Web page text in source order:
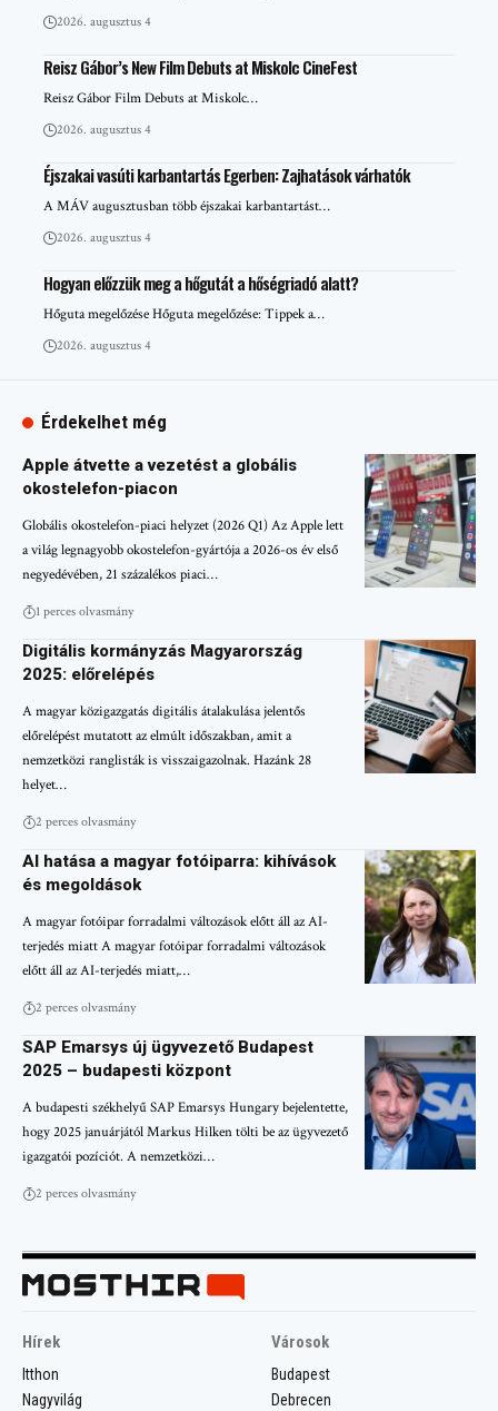
2026. augusztus 4
Reisz Gábor’s New Film Debuts at Miskolc CineFest
Reisz Gábor Film Debuts at Miskolc…
2026. augusztus 4
Éjszakai vasúti karbantartás Egerben: Zajhatások várhatók
A MÁV augusztusban több éjszakai karbantartást…
2026. augusztus 4
Hogyan előzzük meg a hőgutát a hőségriadó alatt?
Hőguta megelőzése Hőguta megelőzése: Tippek a…
2026. augusztus 4
Érdekelhet még
Apple átvette a vezetést a globális
okostelefon-piacon
Globális okostelefon-piaci helyzet (2026 Q1) Az Apple lett
a világ legnagyobb okostelefon-gyártója a 2026-os év első
negyedévében, 21 százalékos piaci…
1 perces olvasmány
Digitális kormányzás Magyarország
2025: előrelépés
A magyar közigazgatás digitális átalakulása jelentős
előrelépést mutatott az elmúlt időszakban, amit a
nemzetközi ranglisták is visszaigazolnak. Hazánk 28
helyet…
2 perces olvasmány
AI hatása a magyar fotóiparra: kihívások
és megoldások
A magyar fotóipar forradalmi változások előtt áll az AI-
terjedés miatt A magyar fotóipar forradalmi változások
előtt áll az AI-terjedés miatt,…
2 perces olvasmány
SAP Emarsys új ügyvezető Budapest
2025 – budapesti központ
A budapesti székhelyű SAP Emarsys Hungary bejelentette,
hogy 2025 januárjától Markus Hilken tölti be az ügyvezető
igazgatói pozíciót. A nemzetközi…
2 perces olvasmány
Hírek
Itthon
Nagyvilág
Városok
Budapest
Debrecen